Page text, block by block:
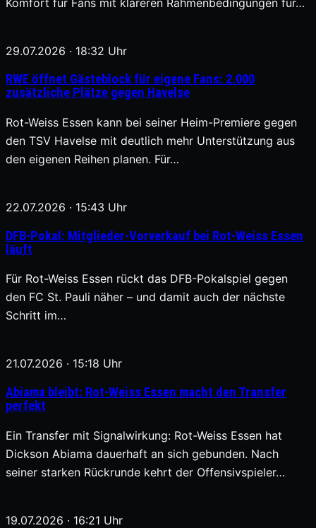
29.07.2026 · 18:32 Uhr
RWE öffnet Gästeblock für eigene Fans: 2.000
zusätzliche Plätze gegen Havelse
Rot-Weiss Essen kann bei seiner Heim-Premiere gegen
den TSV Havelse mit deutlich mehr Unterstützung aus
den eigenen Reihen planen. Für…
22.07.2026 · 15:43 Uhr
DFB-Pokal: Mitglieder-Vorverkauf bei Rot-Weiss Essen
läuft
Für Rot-Weiss Essen rückt das DFB-Pokalspiel gegen
den FC St. Pauli näher – und damit auch der nächste
Schritt im…
21.07.2026 · 15:18 Uhr
Abiama bleibt: Rot-Weiss Essen macht den Transfer
perfekt
Ein Transfer mit Signalwirkung: Rot-Weiss Essen hat
Dickson Abiama dauerhaft an sich gebunden. Nach
seiner starken Rückrunde kehrt der Offensivspieler…
19.07.2026 · 16:21 Uhr